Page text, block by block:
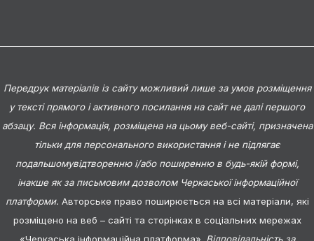
Передрук матеріалів із сайту можливий лише за умов розміщення
у тексті прямого і активного посилання на сайт не далі першого
абзацу. Вся інформація, розміщена на цьому веб-сайті, призначена
тільки для персонального використання і не підлягає
подальшомувідтворенню і/або поширенню в будь-якій формі,
інакше як за письмовим дозволом Черкаської інформаційної
платформи. Авторське право поширюється на всі матеріали, які
розміщено на веб – сайті та сторінках в соціальних мережах